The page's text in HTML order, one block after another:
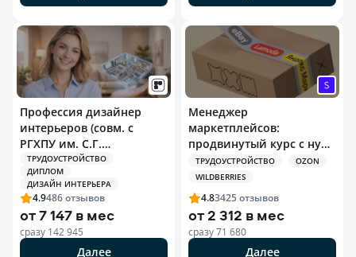
Профессия дизайнер
интерьеров (совм. с
РГХПУ им. С.Г.
Строганова)
ТРУДОУСТРОЙСТВО
ДИПЛОМ
ДИЗАЙН ИНТЕРЬЕРА
4.9486отзывов
от7 147 в мес
сразу 142 945
Далее
Менеджер
маркетплейсов:
продвинутый курс с нуля
+ ИИ
ТРУДОУСТРОЙСТВО
OZON
WILDBERRIES
4.83425отзывов
от2 312 в мес
сразу71 680
Далее